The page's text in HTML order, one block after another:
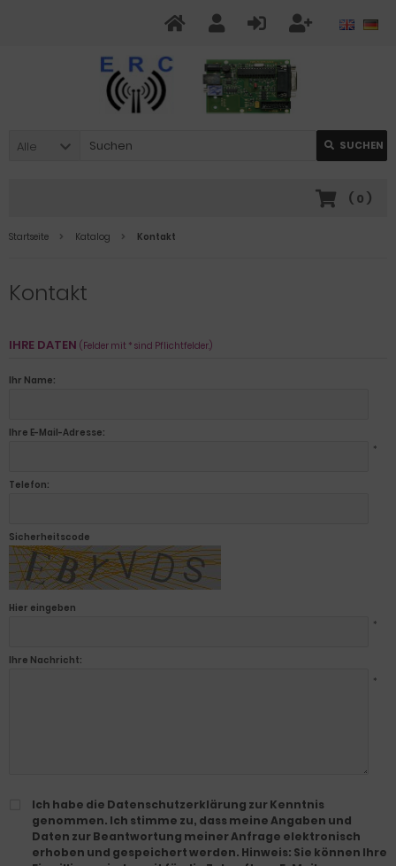
Alle SUCHEN
( 0 )
Startseite Katalog Kontakt
Kontakt
IHRE DATEN (Felder mit * sind Pflichtfelder.)
Ihr Name:
Ihre E-Mail-Adresse:
*
Telefon:
Sicherheitscode
Hier eingeben
*
Ihre Nachricht:
*
Ich habe die Datenschutzerklärung zur Kenntnis
genommen. Ich stimme zu, dass meine Angaben und
Daten zur Beantwortung meiner Anfrage elektronisch
erhoben und gespeichert werden. Hinweis: Sie können Ihre